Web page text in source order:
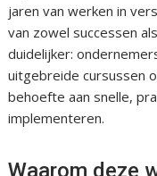
jaren van werken in
van zowel successen
duidelijker:
uitgebreide cursussen
behoefte aan snelle,
implementeren.
Waarom deze